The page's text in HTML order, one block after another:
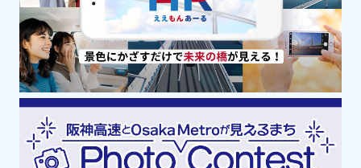
オルカスタディアム、ドルフィンスタディ
アム、 アクアライブの3つの建物で構成さ
れ、施設内に560種1万9000点もの生きもの
を展示。シャチが目の前で泳ぐレストラン
も！